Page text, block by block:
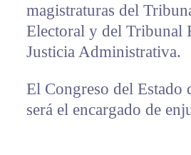
magistraturas del
Electoral y del Tribunal
Justicia Administrativa.
El Congreso del Estado
será el encargado de